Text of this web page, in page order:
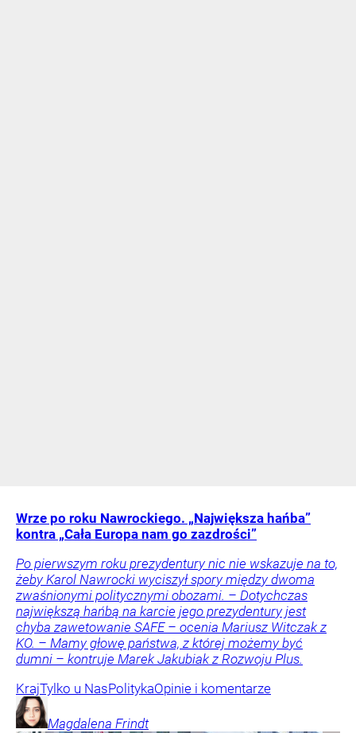
Wrze po roku Nawrockiego. „Największa hańba”
kontra „Cała Europa nam go zazdrości”
Po pierwszym roku prezydentury nic nie wskazuje na to,
żeby Karol Nawrocki wyciszył spory między dwoma
zwaśnionymi politycznymi obozami. – Dotychczas
największą hańbą na karcie jego prezydentury jest
chyba zawetowanie SAFE – ocenia Mariusz Witczak z
KO. – Mamy głowę państwa, z której możemy być
dumni – kontruje Marek Jakubiak z Rozwoju Plus.
KrajTylko u NasPolitykaOpinie i komentarze
Magdalena Frindt